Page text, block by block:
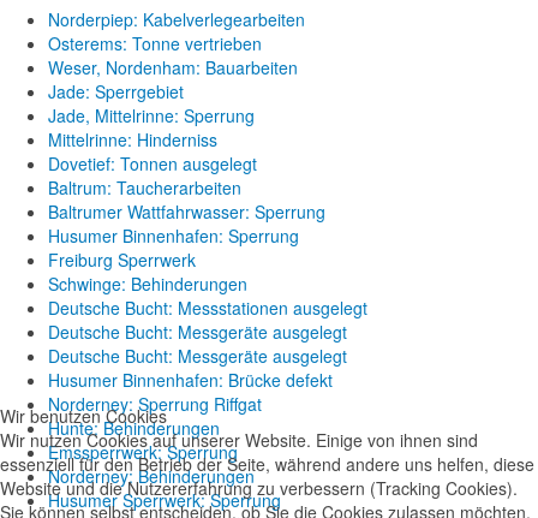
Norderpiep: Kabelverlegearbeiten
Osterems: Tonne vertrieben
Weser, Nordenham: Bauarbeiten
Jade: Sperrgebiet
Jade, Mittelrinne: Sperrung
Mittelrinne: Hinderniss
Dovetief: Tonnen ausgelegt
Baltrum: Taucherarbeiten
Baltrumer Wattfahrwasser: Sperrung
Husumer Binnenhafen: Sperrung
Freiburg Sperrwerk
Schwinge: Behinderungen
Deutsche Bucht: Messstationen ausgelegt
Deutsche Bucht: Messgeräte ausgelegt
Deutsche Bucht: Messgeräte ausgelegt
Husumer Binnenhafen: Brücke defekt
Norderney: Sperrung Riffgat
Hunte: Behinderungen
Emssperrwerk: Sperrung
Norderney: Behinderungen
Husumer Sperrwerk: Sperrung
Wir benutzen Cookies
Wir nutzen Cookies auf unserer Website. Einige von ihnen sind
essenziell für den Betrieb der Seite, während andere uns helfen, diese
Website und die Nutzererfahrung zu verbessern (Tracking Cookies).
Sie können selbst entscheiden, ob Sie die Cookies zulassen möchten.